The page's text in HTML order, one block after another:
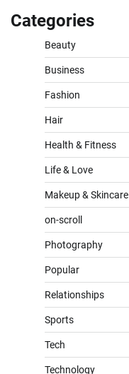
Categories
Beauty
Business
Fashion
Hair
Health & Fitness
Life & Love
Makeup & Skincare
on-scroll
Photography
Popular
Relationships
Sports
Tech
Technology